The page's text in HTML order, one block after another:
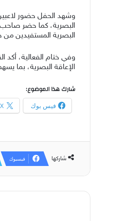
وشهد الحفل حضور
البصرية المستفيدين من
وفي ختام الفعالية،
الإعاقة البصرية، بما
شارك هذا الموضوع:
فيس بوك X
شاركها فيسبوك